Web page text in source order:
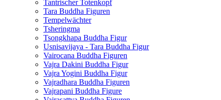
Tantrischer Totenkopf
Tara Buddha Figuren
Tempelwächter
Tsheringma
Tsongkhapa Buddha Figur
Usnisavijaya - Tara Buddha Figur
Vairocana Buddha Figuren
Vajra Dakini Buddha Figur
Vajra Yogini Buddha Figur
Vajradhara Buddha Figuren
Vajrapani Buddha Figure